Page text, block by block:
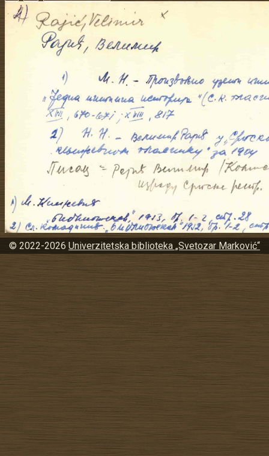
© 2022-2026 Univerzitetska biblioteka „Svetozar Marković“